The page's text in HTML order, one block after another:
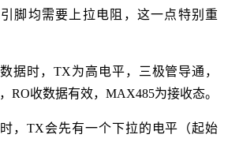
引脚均需要上拉电阻，这一点特别重
据时，TX为高电平，三极管导通，
RO收数据有效，MAX485为接收态。
，TX会先有一个下拉的电平（起始